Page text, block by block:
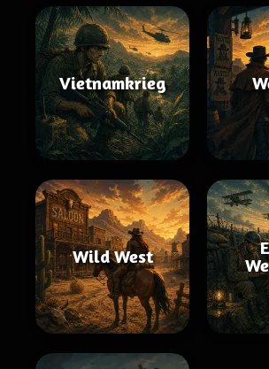
Vietnamkrieg
Wild West